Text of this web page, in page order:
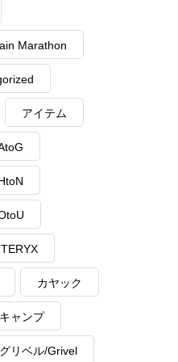
Marathon
アイテム
カヤック
キャンプ
グリベル/Grivel